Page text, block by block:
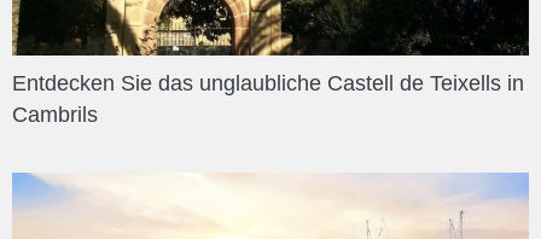
Entdecken Sie das unglaubliche Castell de Teixells in
Cambrils